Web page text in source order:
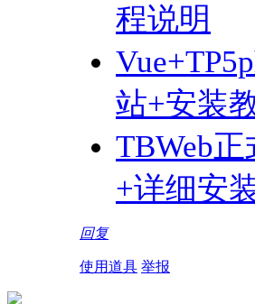
程说明
站+安装
TBWeb
+详细安
回复
使用道具 举报